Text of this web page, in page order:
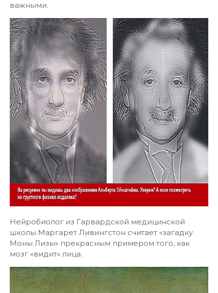
важными.
Нейробиолог из Гарвардской медицинской
школы Маргарет Ливингстон считает «загадку
Моны Лизы» прекрасным примером того, как
мозг «видит» лица.